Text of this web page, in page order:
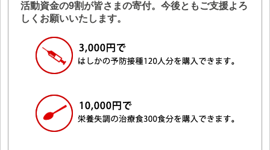
活動資金の9割が皆さまの寄付。今後ともご支援よろ
しくお願いいたします。